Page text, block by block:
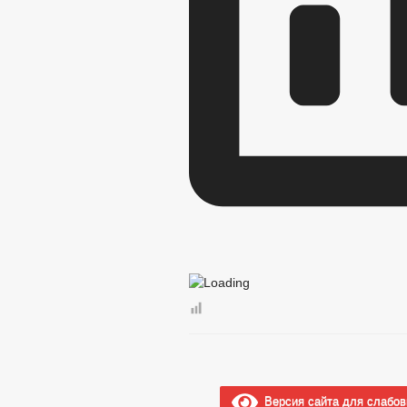
Версия сайта для